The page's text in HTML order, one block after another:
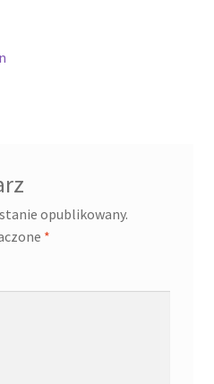
opublikowany.
*